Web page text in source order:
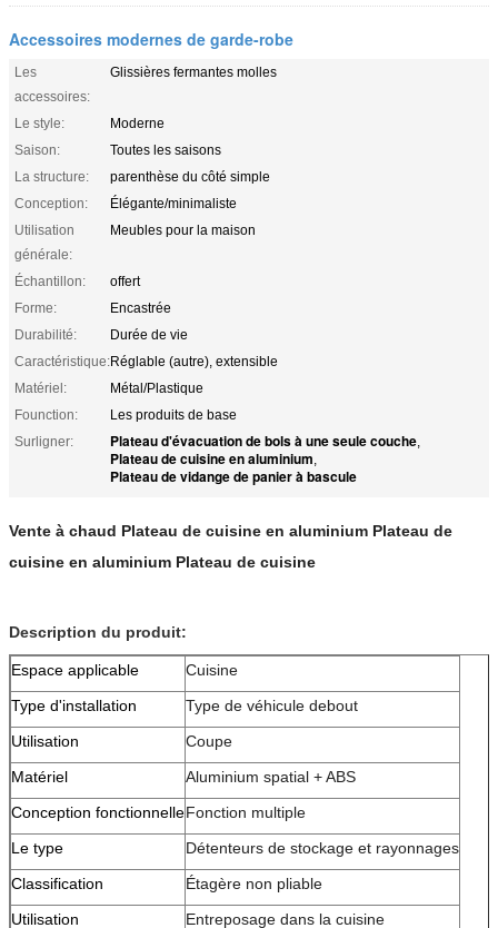
Accessoires modernes de garde-robe
Les
accessoires:
Glissières fermantes molles
Le style:
Moderne
Saison:
Toutes les saisons
La structure:
parenthèse du côté simple
Conception:
Élégante/minimaliste
Utilisation
générale:
Meubles pour la maison
Échantillon:
offert
Forme:
Encastrée
Durabilité:
Durée de vie
Caractéristique:Réglable (autre), extensible
Matériel:
Métal/Plastique
Founction:
Les produits de base
Surligner:
Plateau d'évacuation de bols à une seule couche,
Plateau de cuisine en aluminium,
Plateau de vidange de panier à bascule
Vente à chaud Plateau de cuisine en aluminium Plateau de
cuisine en aluminium Plateau de cuisine
Description du produit:
Espace applicable
Cuisine
Type d'installation
Type de véhicule debout
Utilisation
Coupe
Matériel
Aluminium spatial + ABS
Conception fonctionnelleFonction multiple
Le type
Détenteurs de stockage et rayonnages
Classification
Étagère non pliable
Utilisation
Entreposage dans la cuisine